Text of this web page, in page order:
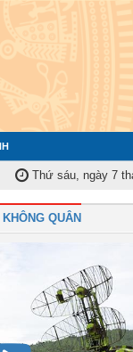
huấn nghiệp vụ công
Thứ sáu, ngày 7
QUÂN